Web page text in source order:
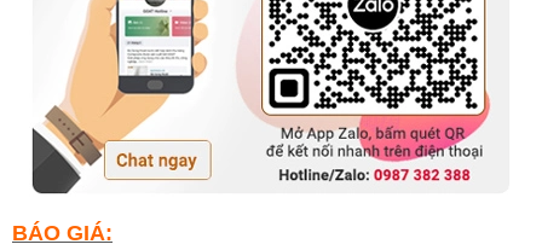
BÁO GIÁ: